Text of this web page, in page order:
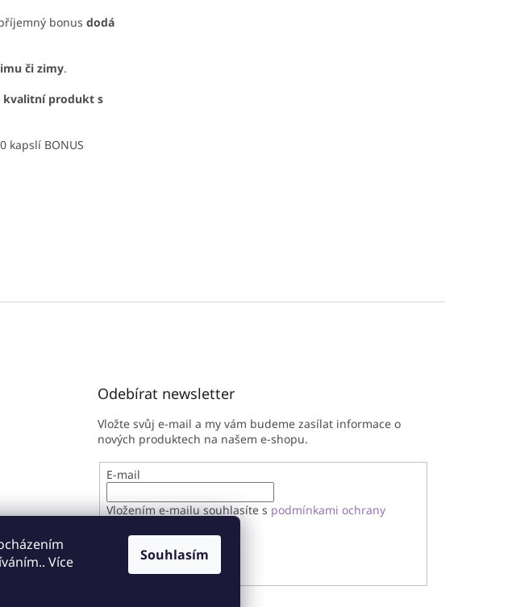
Více
Souhlasím
bonus dodá
či zimy.
kvalitní produkt s
kapslí BONUS
Odebírat newsletter
Vložte svůj e-mail a my vám budeme zasílat informace o
nových produktech na našem e-shopu.
E-mail
Vložením e-mailu souhlasíte s podmínkami ochrany
PŘIHLÁSIT SE